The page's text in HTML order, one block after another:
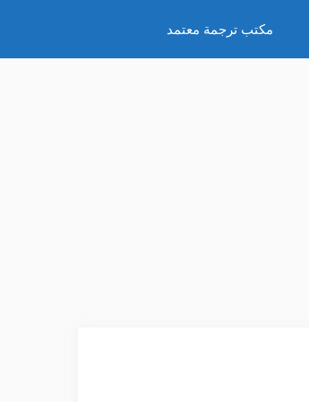
مكتب ترجمة معتمد